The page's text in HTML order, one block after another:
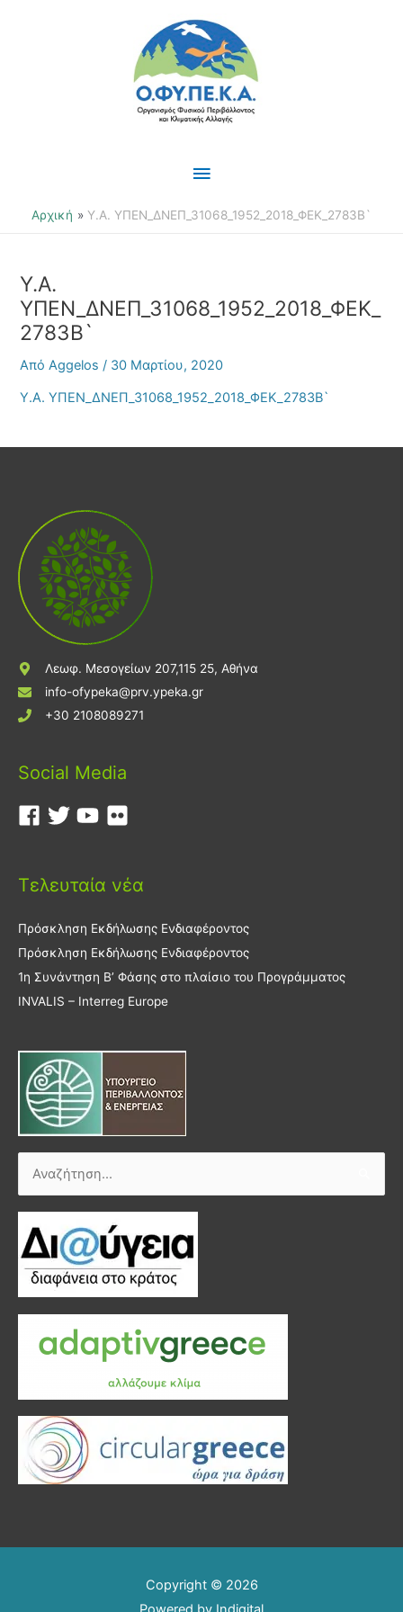
Κύριο
Μενού
Αρχική Υ.Α. ΥΠΕΝ_ΔΝΕΠ_31068_1952_2018_ΦΕΚ_2783Β`
Υ.Α.
ΥΠΕΝ_ΔΝΕΠ_31068_1952_2018_ΦΕΚ_
2783Β`
ΑπόAggelos/ 30 Μαρτίου, 2020
Υ.Α. ΥΠΕΝ_ΔΝΕΠ_31068_1952_2018_ΦΕΚ_2783Β`
Λεωφ. Μεσογείων 207,115 25, Αθήνα
info-ofypeka@prv.ypeka.gr
+30 2108089271
Social Media
Τελευταία νέα
Πρόσκληση Εκδήλωσης Ενδιαφέροντος
Πρόσκληση Εκδήλωσης Ενδιαφέροντος
1η Συνάντηση Β’ Φάσης στο πλαίσιο του Προγράμματος
INVALIS – Interreg Europe
Αναζήτηση
Copyright © 2026